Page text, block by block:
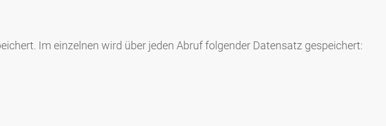
Im einzelnen wird über jeden Abruf folgender Datensatz gespeichert: